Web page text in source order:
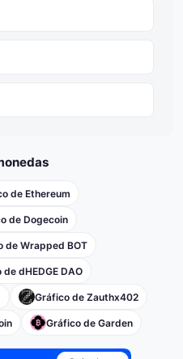
de Ethereum
de Dogecoin
de Wrapped BOT
dHEDGE DAO
Gráfico de Zauthx402
Gráfico de Garden